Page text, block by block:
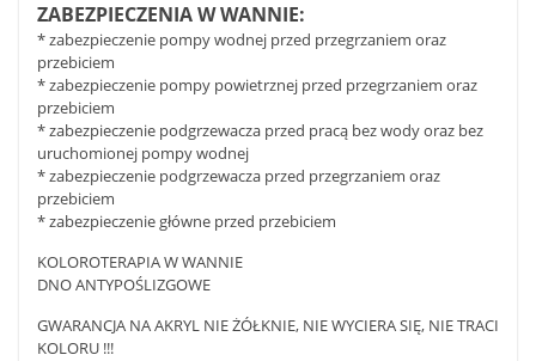
ZABEZPIECZENIA W WANNIE:
* zabezpieczenie pompy wodnej przed przegrzaniem oraz
przebiciem
* zabezpieczenie pompy powietrznej przed przegrzaniem oraz
przebiciem
* zabezpieczenie podgrzewacza przed pracą bez wody oraz bez
uruchomionej pompy wodnej
* zabezpieczenie podgrzewacza przed przegrzaniem oraz
przebiciem
* zabezpieczenie główne przed przebiciem
KOLOROTERAPIA W WANNIE
DNO ANTYPOŚLIZGOWE
GWARANCJA NA AKRYL NIE ŻÓŁKNIE, NIE WYCIERA SIĘ, NIE TRACI
KOLORU !!!